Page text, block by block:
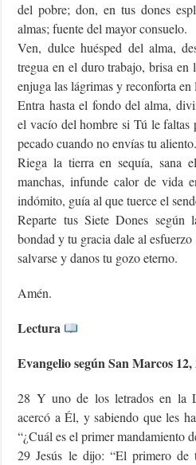
del pobre; don, en tus dones
almas; fuente del mayor consuelo.
Ven, dulce huésped del alma,
tregua en el duro trabajo, brisa en
enjuga las lágrimas y reconforta en
Entra hasta el fondo del alma,
el vacío del hombre si Tú le
pecado cuando no envías tu aliento.
Riega la tierra en sequía, sana
manchas, infunde calor de vida
indómito, guía al que tuerce el
Reparte tus Siete Dones
bondad y tu gracia dale al
salvarse y danos tu gozo eterno.
Amén.
Lectura
Evangelio según San Marcos 12,
28 Y uno de los letrados en la
acercó a Él, y sabiendo que les
“¿Cuál es el primer mandamiento
29 Jesús le dijo: “El primero de